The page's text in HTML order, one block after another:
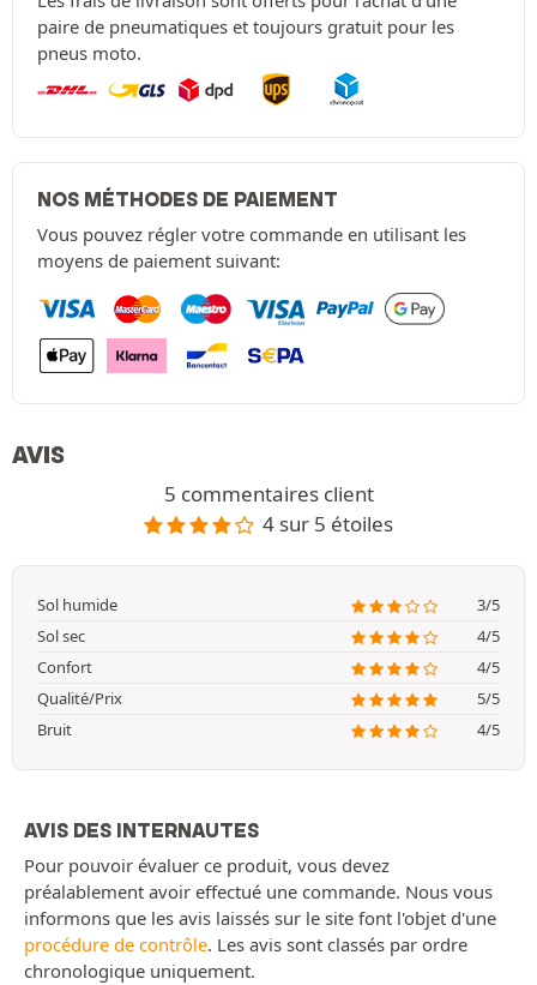
paire de pneumatiques et toujours gratuit pour les
pneus moto.
NOS MÉTHODES DE PAIEMENT
Vous pouvez régler votre commande en utilisant les
moyens de paiement suivant:
AVIS
5 commentaires client
4 sur 5 étoiles
Sol humide
3/5
Sol sec
4/5
Confort
4/5
Qualité/Prix
5/5
Bruit
4/5
AVIS DES INTERNAUTES
Pour pouvoir évaluer ce produit, vous devez
préalablement avoir effectué une commande. Nous vous
informons que les avis laissés sur le site font l'objet d'une
procédure de contrôle. Les avis sont classés par ordre
chronologique uniquement.